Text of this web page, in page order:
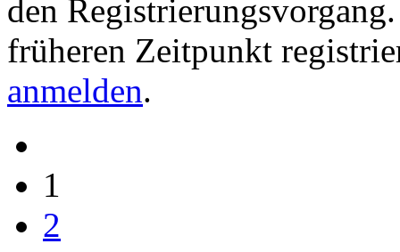
den
früheren Zeitpunkt
anmelden.
1
2